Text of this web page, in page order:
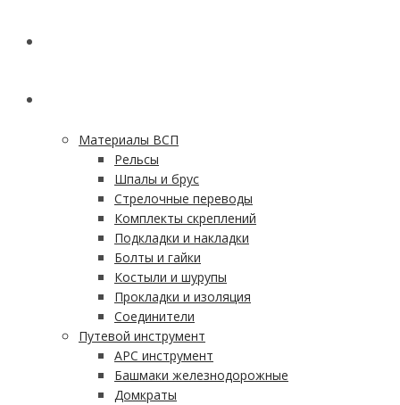
Материалы ВСП
Рельсы
Шпалы и брус
Стрелочные переводы
Комплекты скреплений
Подкладки и накладки
Болты и гайки
Костыли и шурупы
Прокладки и изоляция
Соединители
Путевой инструмент
АРС инструмент
Башмаки железнодорожные
Домкраты